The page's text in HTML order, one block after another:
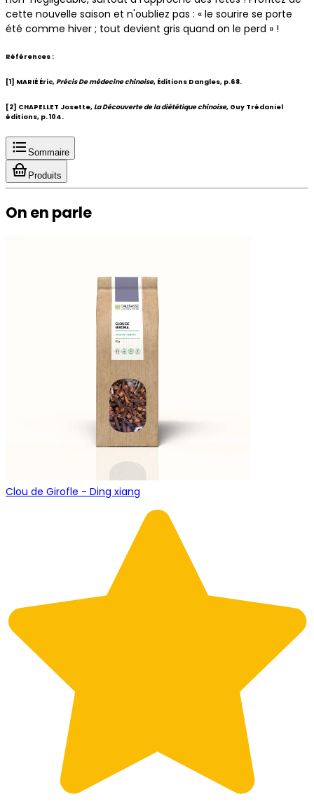
cette nouvelle saison et n'oubliez pas : « le sourire se porte
été comme hiver ; tout devient gris quand on le perd » !
Références :
[1] MARIÉ Éric,Précis De médecine chinoise, Éditions Dangles, p.68.
[2] CHAPELLET Josette,La Découverte de la diététique chinoise, Guy Trédaniel
éditions, p. 104.
Sommaire
Produits
On en parle
Clou de Girofle - Ding xiang